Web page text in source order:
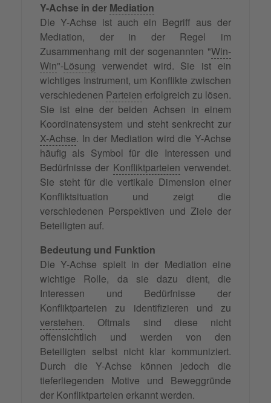
Y-Achse in der Mediation
Die Y-Achse ist auch ein Begriff aus der
Mediation, der in der Regel im
Zusammenhang mit der sogenannten "Win-
Win"-Lösung verwendet wird. Sie ist ein
wichtiges Instrument, um Konflikte zwischen
verschiedenen Parteien erfolgreich zu lösen.
Sie ist eine der beiden Achsen in einem
Koordinatensystem und steht senkrecht zur
X-Achse. In der Mediation wird die Y-Achse
häufig als Symbol für die Interessen und
Bedürfnisse der Konfliktparteien verwendet.
Sie steht für die vertikale Dimension einer
Konfliktsituation und zeigt die
verschiedenen Perspektiven und Ziele der
Beteiligten auf.
Bedeutung und Funktion
Die Y-Achse spielt in der Mediation eine
wichtige Rolle, da sie dazu dient, die
Interessen und Bedürfnisse der
Konfliktparteien zu identifizieren und zu
verstehen. Oftmals sind diese nicht
offensichtlich und werden von den
Beteiligten selbst nicht klar kommuniziert.
Durch die Y-Achse können jedoch die
tieferliegenden Motive und Beweggründe
der Konfliktparteien erkannt werden.